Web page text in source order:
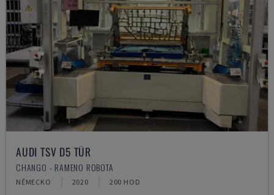
AUDI TSV D5 TÜR
CHANGO - RAMENO ROBOTA
NĚMECKO 2020 200 HOD